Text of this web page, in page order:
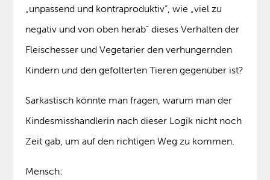
„unpassend und kontraproduktiv“, wie „viel zu
negativ und von oben herab“ dieses Verhalten der
Fleischesser und Vegetarier den verhungernden
Kindern und den gefolterten Tieren gegenüber ist?
Sarkastisch könnte man fragen, warum man der
Kindesmisshandlerin nach dieser Logik nicht noch
Zeit gab, um auf den richtigen Weg zu kommen.
Mensch: